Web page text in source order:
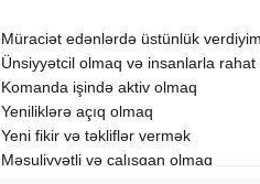
Müraciət edənlərdə üstünlük
Ünsiyyətcil olmaq və insanlarla rahat
Komanda işində aktiv olmaq
Yeniliklərə açıq olmaq
Yeni fikir və təkliflər vermək
Məsuliyyətli və çalışqan olmaq